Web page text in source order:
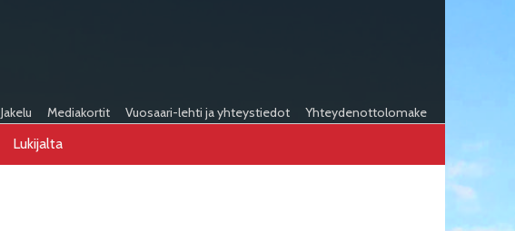
Jakelu Mediakortit Vuosaari-lehti ja yhteystiedot Yhteydenottolomake
Lukijalta